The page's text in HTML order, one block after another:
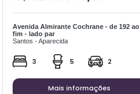
Avenida Almirante Cochrane - de 192 ao
fim - lado par
Santos - Aparecida
3 5 2
Mais informações